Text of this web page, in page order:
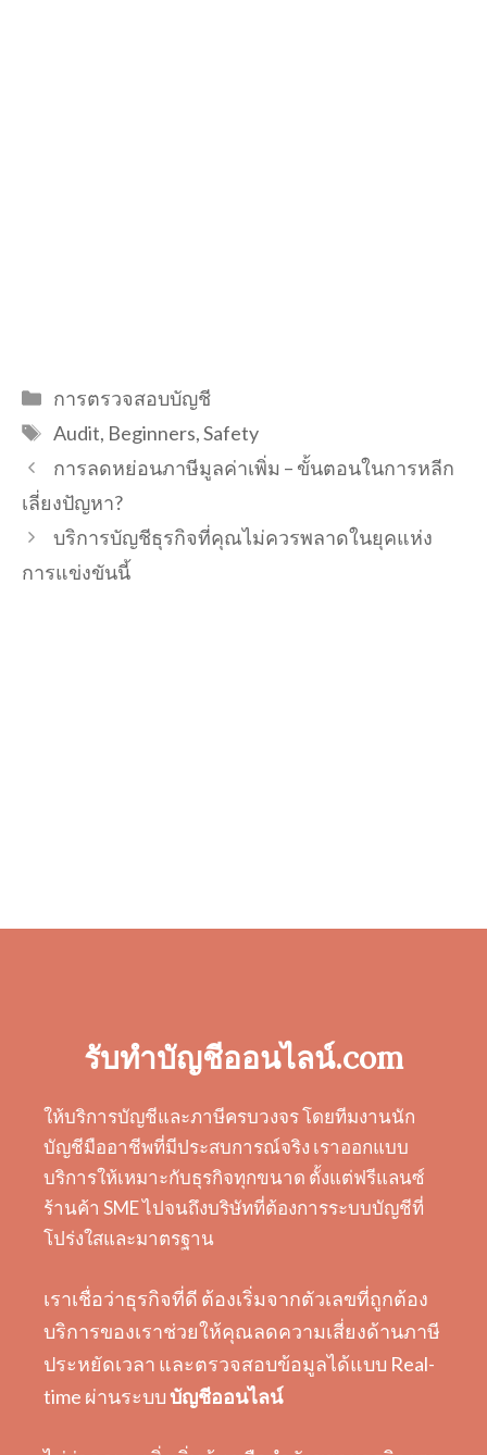
Categories
การตรวจสอบบัญชี
Tags
Audit, Beginners,Safety
การลดหย่อนภาษีมูลค่าเพิ่ม – ขั้นตอนในการหลีก
เลี่ยงปัญหา?
บริการบัญชีธุรกิจที่คุณไม่ควรพลาดในยุคแห่ง
การแข่งขันนี้
รับทำบัญชีออนไลน์.com
ให้บริการบัญชีและภาษีครบวงจร โดยทีมงานนัก
บัญชีมืออาชีพที่มีประสบการณ์จริง เราออกแบบ
บริการให้เหมาะกับธุรกิจทุกขนาด ตั้งแต่ฟรีแลนซ์
ร้านค้า SME ไปจนถึงบริษัทที่ต้องการระบบบัญชีที่
โปร่งใสและมาตรฐาน
เราเชื่อว่าธุรกิจที่ดี ต้องเริ่มจากตัวเลขที่ถูกต้อง
บริการของเราช่วยให้คุณลดความเสี่ยงด้านภาษี
ประหยัดเวลา และตรวจสอบข้อมูลได้แบบ Real-
time ผ่านระบบบัญชีออนไลน์